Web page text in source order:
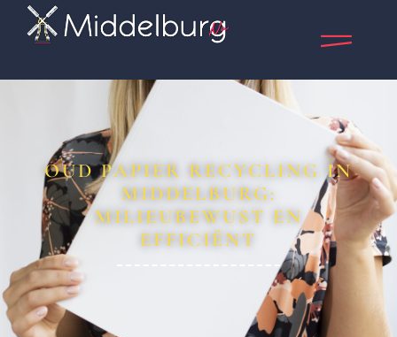
OUD PAPIER RECYCLING IN
MIDDELBURG:
MILIEUBEWUST EN
EFFICIËNT